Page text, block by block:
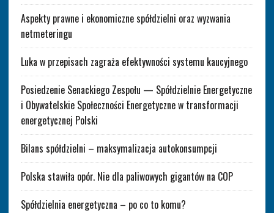
Aspekty prawne i ekonomiczne spółdzielni oraz wyzwania
netmeteringu
Luka w przepisach zagraża efektywności systemu kaucyjnego
Posiedzenie Senackiego Zespołu — Spółdzielnie Energetyczne
i Obywatelskie Społeczności Energetyczne w transformacji
energetycznej Polski
Bilans spółdzielni – maksymalizacja autokonsumpcji
Polska stawiła opór. Nie dla paliwowych gigantów na COP
Spółdzielnia energetyczna – po co to komu?